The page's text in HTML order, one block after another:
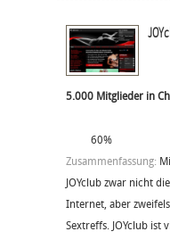
5.000 Mitglieder in
60%
Zusammenfassung:
JOYclub zwar nicht
Internet, aber
Sextreffs. JOYclub ist